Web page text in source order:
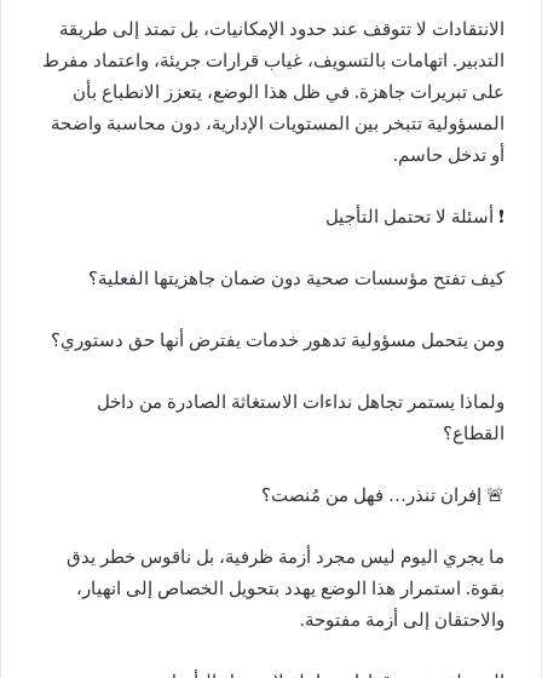
الانتقادات لا تتوقف عند حدود الإمكانيات، بل تمتد إلى طريقة
التدبير. اتهامات بالتسويف، غياب قرارات جريئة، واعتماد مفرط
على تبريرات جاهزة. في ظل هذا الوضع، يتعزز الانطباع بأن
المسؤولية تتبخر بين المستويات الإدارية، دون محاسبة واضحة
أو تدخل حاسم.
❗ أسئلة لا تحتمل التأجيل
كيف تفتح مؤسسات صحية دون ضمان جاهزيتها الفعلية؟
ومن يتحمل مسؤولية تدهور خدمات يفترض أنها حق دستوري؟
ولماذا يستمر تجاهل نداءات الاستغاثة الصادرة من داخل
القطاع؟
🚨 إفران تنذر… فهل من مُنصت؟
ما يجري اليوم ليس مجرد أزمة ظرفية، بل ناقوس خطر يدق
بقوة. استمرار هذا الوضع يهدد بتحويل الخصاص إلى انهيار،
والاحتقان إلى أزمة مفتوحة.